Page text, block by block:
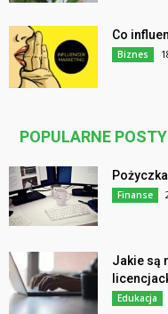
Co
Biznes
POPULARNE POSTY
Finanse
Jakie są
Edukacja